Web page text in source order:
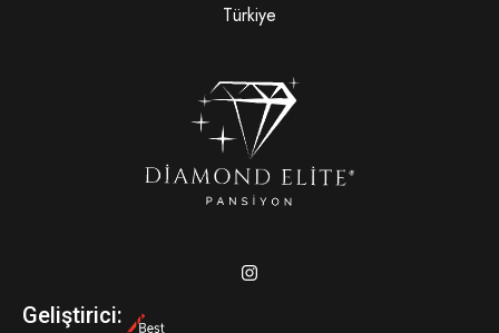
Türkiye
Geliştirici: